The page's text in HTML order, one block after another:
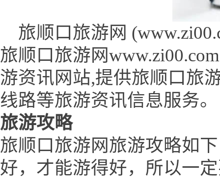
旅顺口旅游网
旅顺口旅游网
游资讯网站,提供旅顺口旅
线路等旅游资讯信息服务。
旅游攻略
旅顺口旅游网旅游攻略如
好，才能游得好，所以一